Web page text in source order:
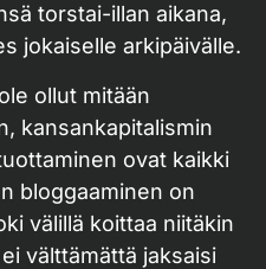
torstai-illan aikana,
jokaiselle arkipäivälle.
ollut mitään
kansankapitalismin
ovat kaikki
bloggaaminen on
välillä koittaa niitäkin
välttämättä jaksaisi